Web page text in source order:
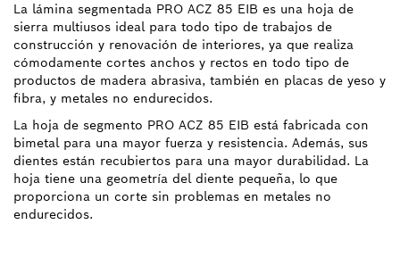
La lámina segmentada PRO ACZ 85 EIB es una hoja de
sierra multiusos ideal para todo tipo de trabajos de
construcción y renovación de interiores, ya que realiza
cómodamente cortes anchos y rectos en todo tipo de
productos de madera abrasiva, también en placas de yeso y
fibra, y metales no endurecidos.
La hoja de segmento PRO ACZ 85 EIB está fabricada con
bimetal para una mayor fuerza y resistencia. Además, sus
dientes están recubiertos para una mayor durabilidad. La
hoja tiene una geometría del diente pequeña, lo que
proporciona un corte sin problemas en metales no
endurecidos.